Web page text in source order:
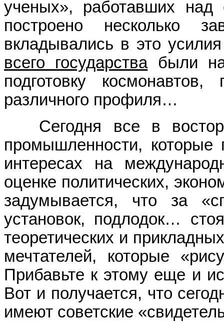
ученых», работавших над
построено несколько
вкладывались в это
всего государствабыли
подготовку
различного профиля…
Сегодня все в
промышленности, которые
интересах на
оценке политических,
задумывается, что за
установок, подлодок…
теоретических и
мечтателей, которые
Прибавьте к этому еще и
Вот и получается, что
имеют советские